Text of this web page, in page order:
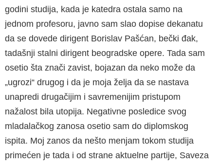
godini studija, kada je katedra ostala samo na
jednom profesoru, javno sam slao dopise dekanatu
da se dovede dirigent Borislav Pašćan, bečki đak,
tadašnji stalni dirigent beogradske opere. Tada sam
osetio šta znači zavist, bojazan da neko može da
„ugrozi“ drugog i da je moja želja da se nastava
unapredi drugačijim i savremenijim pristupom
nažalost bila utopija. Negativne posledice svog
mladalačkog zanosa osetio sam do diplomskog
ispita. Moj zanos da nešto menjam tokom studija
primećen je tada i od strane aktuelne partije, Saveza